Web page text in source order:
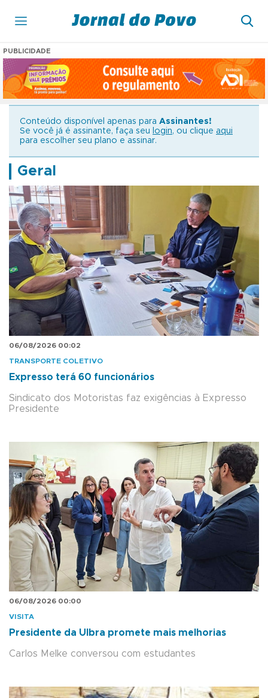
PUBLICIDADE
Conteúdo disponível apenas para Assinantes!
Se você já é assinante, faça seu
login, ou clique aqui
para escolher seu plano e assinar.
Geral
06/08/2026 00:02
TRANSPORTE COLETIVO
Expresso terá 60 funcionários
Sindicato dos Motoristas faz exigências à Expresso
Presidente
06/08/2026 00:00
VISITA
Presidente da Ulbra promete mais melhorias
Carlos Melke conversou com estudantes